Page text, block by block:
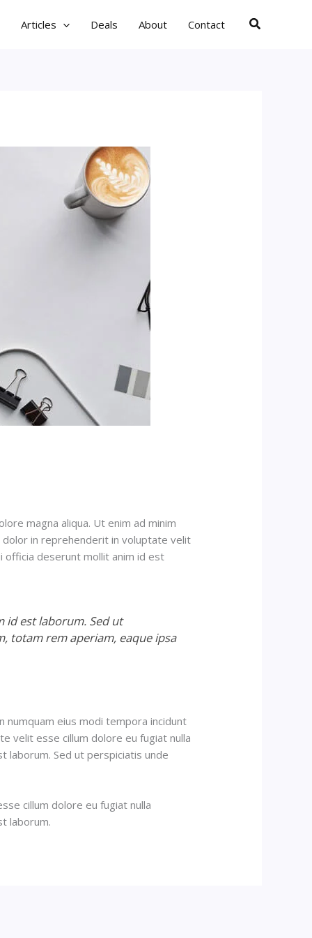
Articles Deals About Contact Search
magna aliqua. Ut enim ad minim
dolor in reprehenderit in voluptate velit
officia deserunt mollit anim id est
id est laborum. Sed ut
totam rem aperiam, eaque ipsa
eius modi tempora incidunt
velit esse cillum dolore eu fugiat nulla
laborum. Sed ut perspiciatis unde
cillum dolore eu fugiat nulla
laborum.